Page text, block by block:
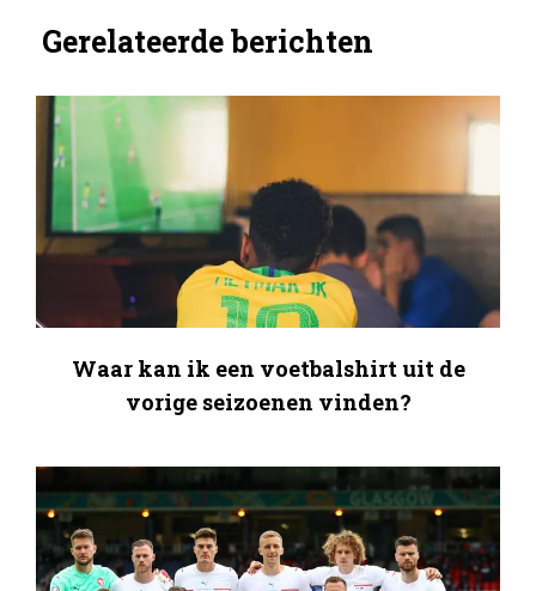
Gerelateerde berichten
Waar kan ik een voetbalshirt uit de
vorige seizoenen vinden?